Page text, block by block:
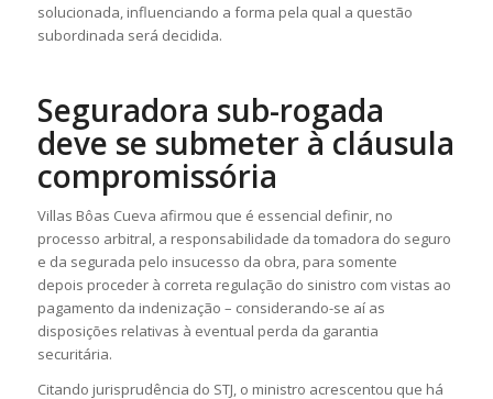
solucionada, influenciando a forma pela qual a questão
subordinada será decidida.
Seguradora sub-rogada
deve se submeter à cláusula
compromissória
Villas Bôas Cueva afirmou que é essencial definir, no
processo arbitral, a responsabilidade da tomadora do seguro
e da segurada pelo insucesso da obra, para somente
depois proceder à correta regulação do sinistro com vistas ao
pagamento da indenização – considerando-se aí as
disposições relativas à eventual perda da garantia
securitária.
Citando jurisprudência do STJ, o ministro acrescentou que há